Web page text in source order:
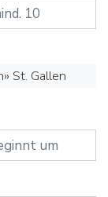
St. Gallen